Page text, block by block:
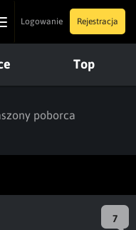
Logowanie Rejestracja
Top
poborca
7